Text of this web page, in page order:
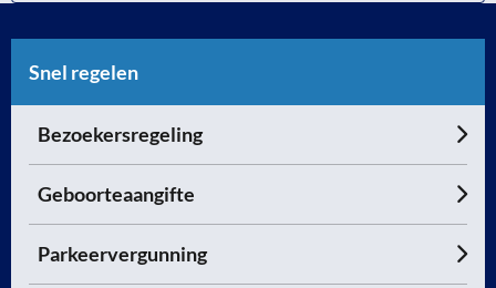
Snel regelen
Bezoekersregeling
Geboorteaangifte
Parkeervergunning